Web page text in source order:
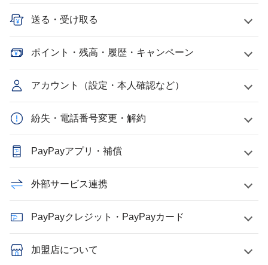
送る・受け取る
ポイント・残高・履歴・キャンペーン
アカウント（設定・本人確認など）
紛失・電話番号変更・解約
PayPayアプリ・補償
外部サービス連携
PayPayクレジット・PayPayカード
加盟店について